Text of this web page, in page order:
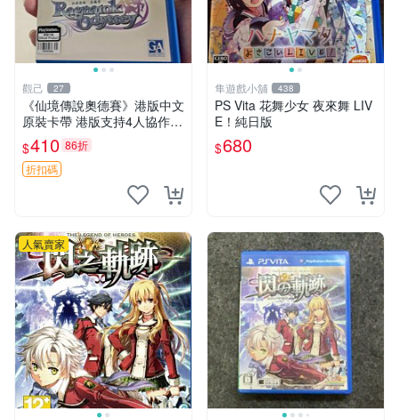
觀己 27
《仙境傳說奧德賽》港版中文
原裝卡帶 港版支持4人協作
保存完美好如新 仙境傳說 奧
德賽 港版
$410 86折
折扣碼
隼遊戲小舖 438
PS Vita 花舞少女 夜來舞 LIV
E！純日版
$680
人氣賣家